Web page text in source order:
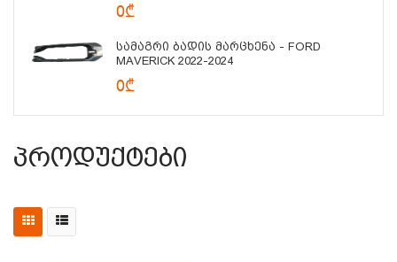
0₾
Სამაგრი Ბადის Მარცხენა - FORD
MAVERICK 2022-2024
0₾
Პროდუქტები